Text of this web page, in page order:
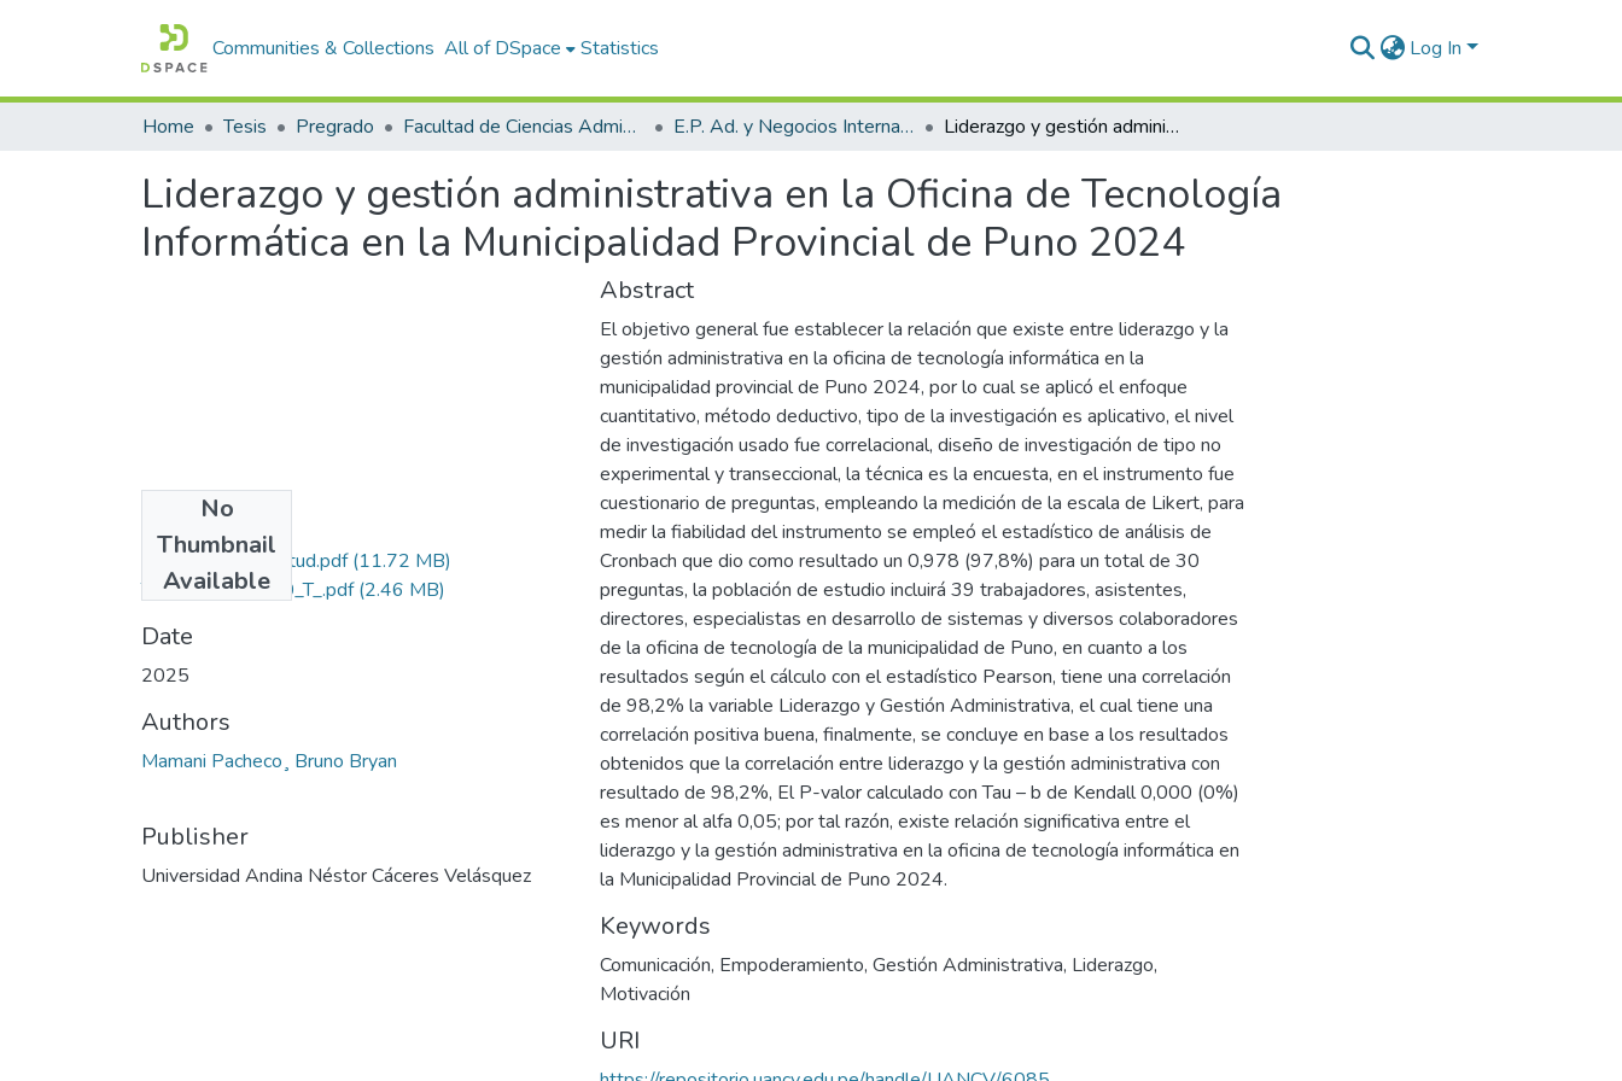
Communities & Collections All of DSpace Statistics Log In
Home Tesis Pregrado Facultad de Ciencias Administrativas E.P. Ad. y Negocios Internacionales Liderazgo y gestión administrativa en la Oficina de Tecnología Informática en la Municipalidad Provincial de Puno 2024
Liderazgo y gestión administrativa en la Oficina de Tecnología
Informática en la Municipalidad Provincial de Puno 2024
No
Thumbnail
Available
Grado de Similitud.pdf(11.72 MB)
T036_48426480_T_.pdf(2.46 MB)
Date
2025
Authors
Mamani Pacheco¸ Bruno Bryan
Publisher
Universidad Andina Néstor Cáceres Velásquez
Abstract
El objetivo general fue establecer la relación que existe entre liderazgo y la
gestión administrativa en la oficina de tecnología informática en la
municipalidad provincial de Puno 2024, por lo cual se aplicó el enfoque
cuantitativo, método deductivo, tipo de la investigación es aplicativo, el nivel
de investigación usado fue correlacional, diseño de investigación de tipo no
experimental y transeccional, la técnica es la encuesta, en el instrumento fue
cuestionario de preguntas, empleando la medición de la escala de Likert, para
medir la fiabilidad del instrumento se empleó el estadístico de análisis de
Cronbach que dio como resultado un 0,978 (97,8%) para un total de 30
preguntas, la población de estudio incluirá 39 trabajadores, asistentes,
directores, especialistas en desarrollo de sistemas y diversos colaboradores
de la oficina de tecnología de la municipalidad de Puno, en cuanto a los
resultados según el cálculo con el estadístico Pearson, tiene una correlación
de 98,2% la variable Liderazgo y Gestión Administrativa, el cual tiene una
correlación positiva buena, finalmente, se concluye en base a los resultados
obtenidos que la correlación entre liderazgo y la gestión administrativa con
resultado de 98,2%, El P-valor calculado con Tau – b de Kendall 0,000 (0%)
es menor al alfa 0,05; por tal razón, existe relación significativa entre el
liderazgo y la gestión administrativa en la oficina de tecnología informática en
la Municipalidad Provincial de Puno 2024.
Keywords
Comunicación, Empoderamiento, Gestión Administrativa, Liderazgo,
Motivación
URI